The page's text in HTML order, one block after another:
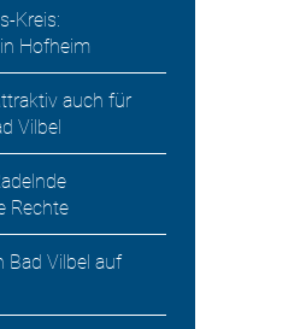
Kreis:
Hofheim
auch für
Vilbel
Rechte
Bad Vilbel auf